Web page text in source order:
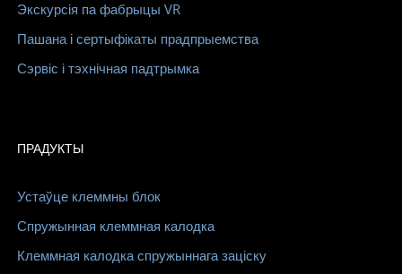
Экскурсія па фабрыцы VR
Пашана і сертыфікаты прадпрыемства
Сэрвіс і тэхнічная падтрымка
ПРАДУКТЫ
Устаўце клеммны блок
Спружынная клеммная калодка
Клеммная калодка спружыннага заціску